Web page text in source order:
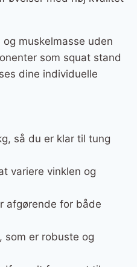
muskelmasse uden
som squat stand
dine individuelle
så du er klar til tung
variere vinklen og
afgørende for både
er robuste og